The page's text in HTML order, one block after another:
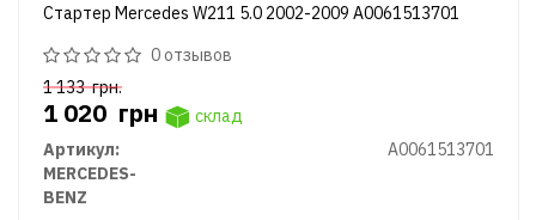
Стартер Mercedes W211 5.0 2002-2009 A0061513701
0 отзывов
1 133грн.
1 020 грн
склад
Артикул:
A0061513701
MERCEDES-
BENZ